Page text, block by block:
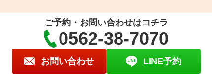
ご予約・お問い合わせはコチラ
0562-38-7070
お問い合わせ LINE予約